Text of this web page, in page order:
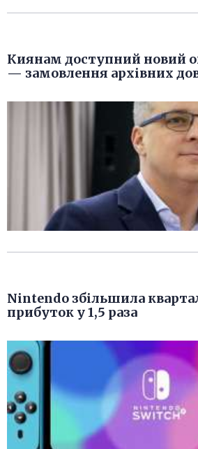
Киянам доступний новий
— замовлення архівних
Nintendo збільшила
прибуток у 1,5 раза